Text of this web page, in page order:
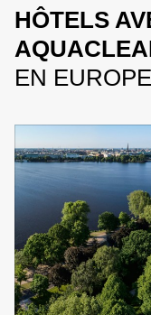
HÔTELS
EN EUROPE